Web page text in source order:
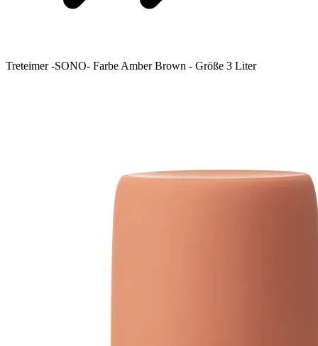
Treteimer -SONO- Farbe Amber Brown - Größe 3 Liter